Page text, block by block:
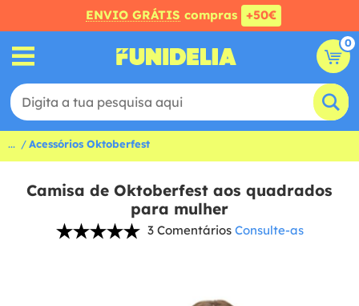
ENVIO GRÁTIS compras +50€
0
... Acessórios Oktoberfest
Camisa de Oktoberfest aos quadrados
para mulher
3 Comentários Consulte-as